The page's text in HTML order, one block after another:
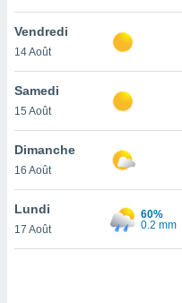
votre
à
en
le
Vendredi
14 Août
Samedi
15 Août
Dimanche
16 Août
Lundi
17 Août
60%
0.2 mm